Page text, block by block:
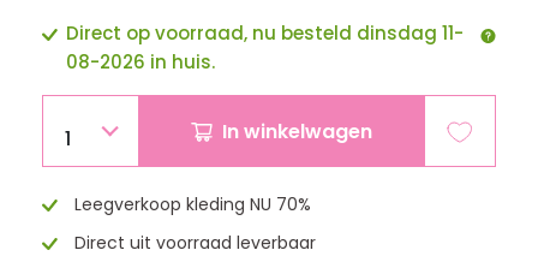
Direct op voorraad, nu besteld dinsdag 11-
08-2026 in huis.
1 In winkelwagen
Leegverkoop kleding NU 70%
Direct uit voorraad leverbaar